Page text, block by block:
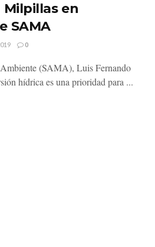
en
SAMA
0
(SAMA), Luis Fernando
hídrica es una prioridad para ...